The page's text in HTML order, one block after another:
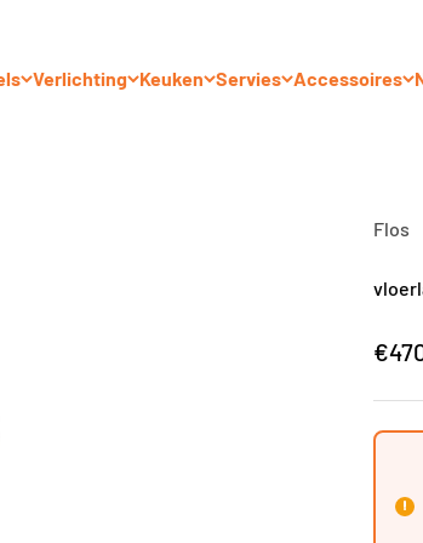
Verlichting Keuken Servies Accessoires
Flos